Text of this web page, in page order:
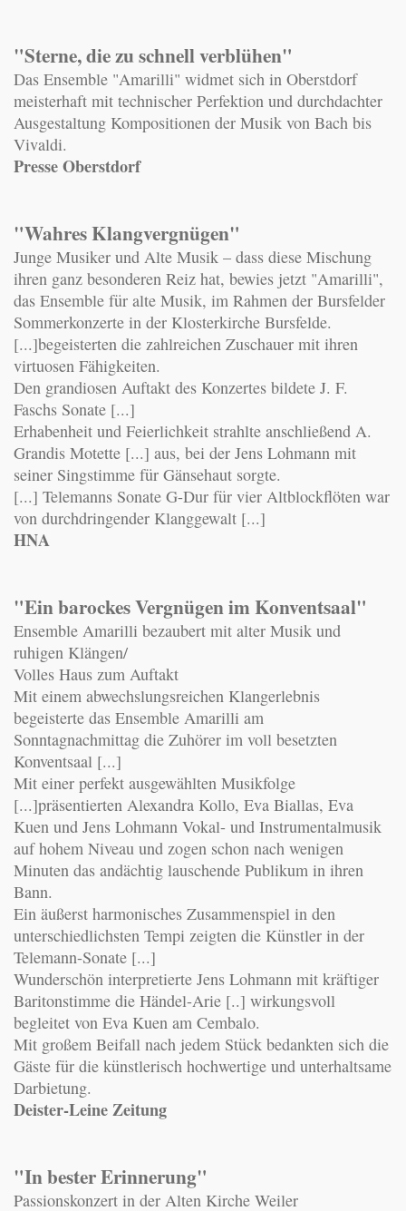
"Sterne, die zu schnell verblühen"
Das Ensemble "Amarilli" widmet sich in Oberstdorf
meisterhaft mit technischer Perfektion und durchdachter
Ausgestaltung Kompositionen der Musik von Bach bis
Vivaldi.
Presse Oberstdorf
"Wahres Klangvergnügen"
Junge Musiker und Alte Musik – dass diese Mischung
ihren ganz besonderen Reiz hat, bewies jetzt "Amarilli",
das Ensemble für alte Musik, im Rahmen der Bursfelder
Sommerkonzerte in der Klosterkirche Bursfelde.
[...]begeisterten die zahlreichen Zuschauer mit ihren
virtuosen Fähigkeiten.
Den grandiosen Auftakt des Konzertes bildete J. F.
Faschs Sonate [...]
Erhabenheit und Feierlichkeit strahlte anschließend A.
Grandis Motette [...] aus, bei der Jens Lohmann mit
seiner Singstimme für Gänsehaut sorgte.
[...] Telemanns Sonate G-Dur für vier Altblockflöten war
von durchdringender Klanggewalt [...]
HNA
"Ein barockes Vergnügen im Konventsaal"
Ensemble Amarilli bezaubert mit alter Musik und
ruhigen Klängen/
Volles Haus zum Auftakt
Mit einem abwechslungsreichen Klangerlebnis
begeisterte das Ensemble Amarilli am
Sonntagnachmittag die Zuhörer im voll besetzten
Konventsaal [...]
Mit einer perfekt ausgewählten Musikfolge
[...]präsentierten Alexandra Kollo, Eva Biallas, Eva
Kuen und Jens Lohmann Vokal- und Instrumentalmusik
auf hohem Niveau und zogen schon nach wenigen
Minuten das andächtig lauschende Publikum in ihren
Bann.
Ein äußerst harmonisches Zusammenspiel in den
unterschiedlichsten Tempi zeigten die Künstler in der
Telemann-Sonate [...]
Wunderschön interpretierte Jens Lohmann mit kräftiger
Baritonstimme die Händel-Arie [..] wirkungsvoll
begleitet von Eva Kuen am Cembalo.
Mit großem Beifall nach jedem Stück bedankten sich die
Gäste für die künstlerisch hochwertige und unterhaltsame
Darbietung.
Deister-Leine Zeitung
"In bester Erinnerung"
Passionskonzert in der Alten Kirche Weiler